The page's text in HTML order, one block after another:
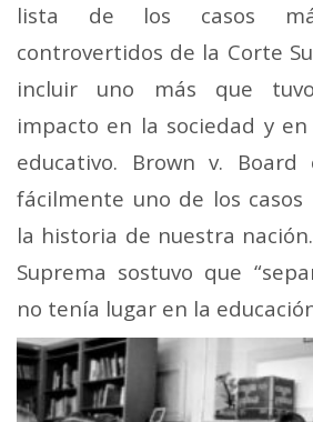
lista de los casos
controvertidos de la Corte
incluir uno más que
impacto en la sociedad y
educativo. Brown v. Board
fácilmente uno de los casos
la historia de nuestra
Suprema sostuvo que
no tenía lugar en la